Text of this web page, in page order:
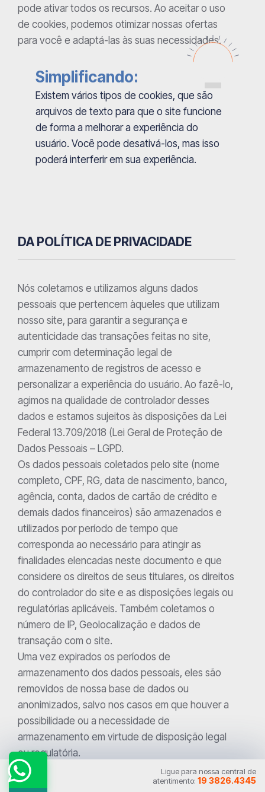
Ligue para nossa central de
atentimento: 19 3826.4345
pode ativar todos os recursos. Ao aceitar o uso
de cookies, podemos otimizar nossas ofertas
para você e adaptá-las às suas necessidades.
Simplificando:
Existem vários tipos de cookies, que são
arquivos de texto para que o site funcione
de forma a melhorar a experiência do
usuário. Você pode desativá-los, mas isso
poderá interferir em sua experiência.
DA POLÍTICA DE PRIVACIDADE
Nós coletamos e utilizamos alguns dados
pessoais que pertencem àqueles que utilizam
nosso site, para garantir a segurança e
autenticidade das transações feitas no site,
cumprir com determinação legal de
armazenamento de registros de acesso e
personalizar a experiência do usuário. Ao fazê-lo,
agimos na qualidade de controlador desses
dados e estamos sujeitos às disposições da Lei
Federal 13.709/2018 (Lei Geral de Proteção de
Dados Pessoais – LGPD.
Os dados pessoais coletados pelo site (nome
completo, CPF, RG, data de nascimento, banco,
agência, conta, dados de cartão de crédito e
demais dados financeiros) são armazenados e
utilizados por período de tempo que
corresponda ao necessário para atingir as
finalidades elencadas neste documento e que
considere os direitos de seus titulares, os direitos
do controlador do site e as disposições legais ou
regulatórias aplicáveis. Também coletamos o
número de IP, Geolocalização e dados de
transação com o site.
Uma vez expirados os períodos de
armazenamento dos dados pessoais, eles são
removidos de nossa base de dados ou
anonimizados, salvo nos casos em que houver a
possibilidade ou a necessidade de
armazenamento em virtude de disposição legal
ou regulatória.
Nós não compartilhamos seus dados pessoais
com terceiros, salvo para cumprir mandado